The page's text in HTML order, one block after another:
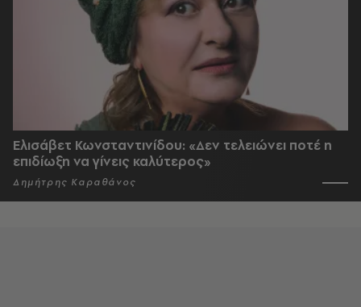
Ελισάβετ Κωνσταντινίδου: «Δεν τελειώνει ποτέ η
επιδίωξη να γίνεις καλύτερος»
Δημήτρης Καραθάνος